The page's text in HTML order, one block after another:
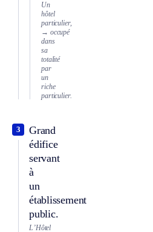
Un
hôtel
particulier,
→ occupé
dans
sa
totalité
par
un
riche
particulier.
Grand
édifice
servant
à
un
établissement
public.
3
L’Hôtel